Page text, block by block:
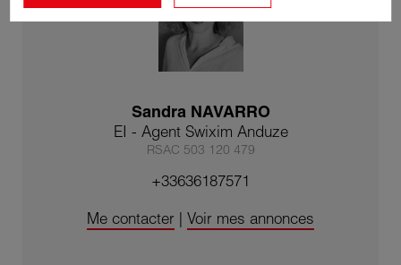
Sandra NAVARRO
EI - Agent Swixim Anduze
RSAC 503 120 479
+33636187571
Me contacter | Voir mes annonces